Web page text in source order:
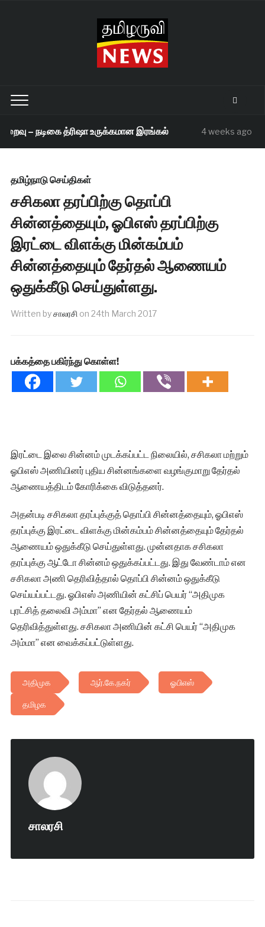
– நடிகை த்ரிஷா உருக்கமான இரங்கல் 4 weeks ago
தமிழ்நாடு செய்திகள்
சசிகலா தரப்பிற்கு தொப்பி
சின்னத்தையும், ஓபிஎஸ் தரப்பிற்கு
இரட்டை விளக்கு மின்கம்பம்
சின்னத்தையும் தேர்தல் ஆணையம்
ஒதுக்கீடு செய்துள்ளது.
Written byசாலரசி on 24th March 2017
பக்கத்தை பகிர்ந்து கொள்ள!
இரட்டை இலை சின்னம் முடக்கப்பட்ட நிலையில், சசிகலா மற்றும்
ஓபிஎஸ் அணியினர் புதிய சின்னங்களை வழங்குமாறு தேர்தல்
ஆணையத்திடம் கோரிக்கை விடுத்தனர்.
அதன்படி சசிகலா தரப்புக்குத் தொப்பி சின்னத்தையும், ஓபிஎஸ்
தரப்புக்கு இரட்டை விளக்கு மின்கம்பம் சின்னத்தையும் தேர்தல்
ஆணையம் ஒதுக்கீடு செய்துள்ளது. முன்னதாக சசிகலா
தரப்புக்கு ஆட்டோ சின்னம் ஒதுக்கப்பட்டது. இது வேண்டாம் என
சசிகலா அணி தெரிவித்தால் தொப்பி சின்னம் ஒதுக்கீடு
செய்யப்பட்டது. ஓபிஎஸ் அணியின் கட்சிப் பெயர் “அதிமுக
புரட்சித் தலைவி அம்மா” என தேர்தல் ஆணையம்
தெரிவித்துள்ளது. சசிகலா அணியின் கட்சி பெயர் “அதிமுக
அம்மா” என வைக்கப்பட்டுள்ளது.
அதிமுக ஆர்.கே.நகர் ஓபிஎஸ்
தமிழக
சாலரசி